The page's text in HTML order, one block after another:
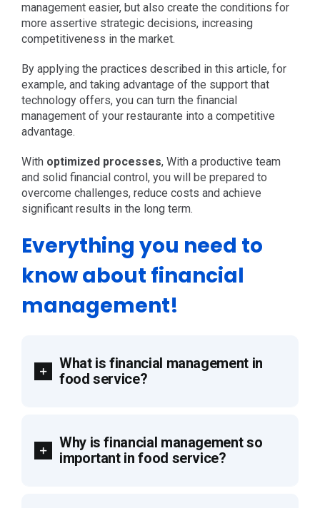
management easier, but also create the conditions for
more assertive strategic decisions, increasing
competitiveness in the market.
By applying the practices described in this article, for
example, and taking advantage of the support that
technology offers, you can turn the financial
management of your restaurante into a competitive
advantage.
With optimized processes, With a productive team
and solid financial control, you will be prepared to
overcome challenges, reduce costs and achieve
significant results in the long term.
Everything you need to
know about financial
management!
What is financial management in
food service?
Why is financial management so
important in food service?